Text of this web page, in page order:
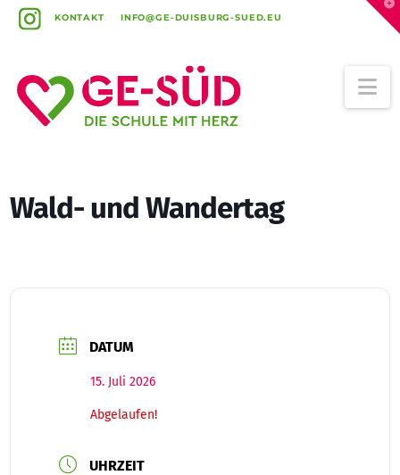
KONTAKT INFO@GE-DUISBURG-SUED.EU
Wald- und Wandertag
DATUM
15. Juli 2026
Abgelaufen!
UHRZEIT